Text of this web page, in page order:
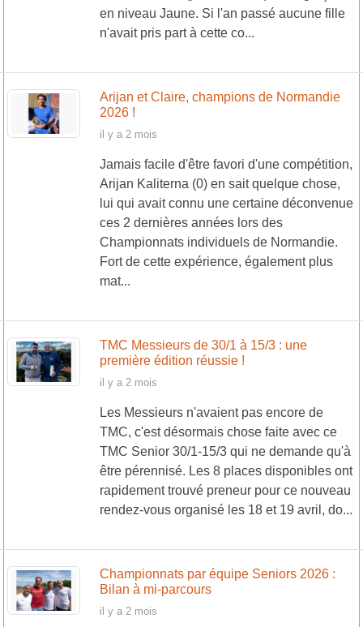
en niveau Jaune. Si l'an passé aucune fille
n'avait pris part à cette co...
Arijan et Claire, champions de Normandie
2026 !
il y a 2 mois
Jamais facile d'être favori d'une compétition,
Arijan Kaliterna (0) en sait quelque chose,
lui qui avait connu une certaine déconvenue
ces 2 dernières années lors des
Championnats individuels de Normandie.
Fort de cette expérience, également plus
mat...
TMC Messieurs de 30/1 à 15/3 : une
première édition réussie !
il y a 2 mois
Les Messieurs n'avaient pas encore de
TMC, c'est désormais chose faite avec ce
TMC Senior 30/1-15/3 qui ne demande qu'à
être pérennisé. Les 8 places disponibles ont
rapidement trouvé preneur pour ce nouveau
rendez-vous organisé les 18 et 19 avril, do...
Championnats par équipe Seniors 2026 :
Bilan à mi-parcours
il y a 2 mois